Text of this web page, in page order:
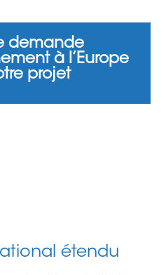
demande
à l’Europe
projet
étendu